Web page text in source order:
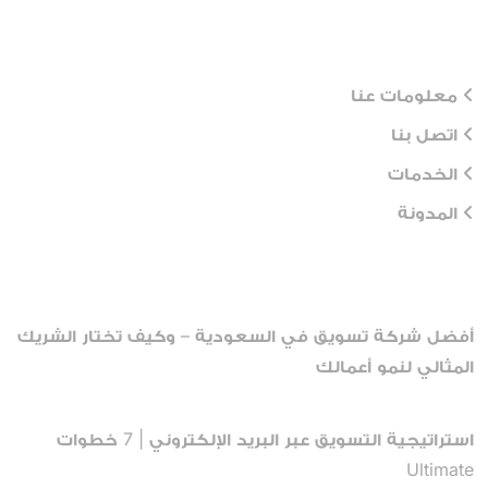
معلومات عنا
اتصل بنا
الخدمات
المدونة
أفضل شركة تسويق في السعودية – وكيف تختار الشريك
المثالي لنمو أعمالك
استراتيجية التسويق عبر البريد الإلكتروني | 7 خطوات
Ultimate